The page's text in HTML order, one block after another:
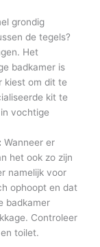
grondig
de tegels?
Het
badkamer is
kiest om dit te
kit te
vochtige
Wanneer er
het ook zo zijn
namelijk voor
ophoopt en dat
badkamer
Controleer
toilet.